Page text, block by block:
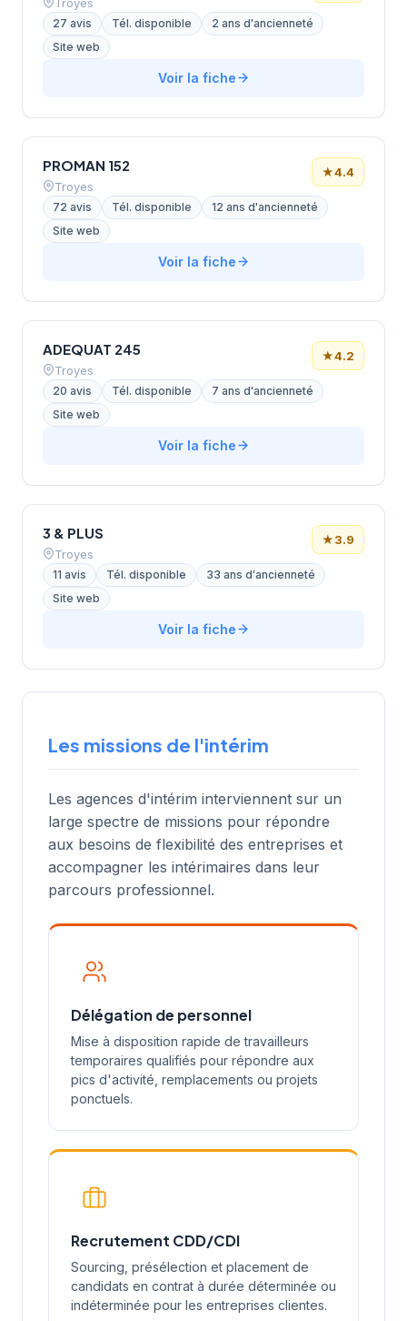
27 avis Tél. disponible
2 ans d'ancienneté
Site web
Voir la fiche
PROMAN 152
Troyes
★4.4
72 avis Tél. disponible
12 ans d'ancienneté
Site web
Voir la fiche
ADEQUAT 245
Troyes
★4.2
20 avis Tél. disponible
7 ans d'ancienneté
Site web
Voir la fiche
3 & PLUS
Troyes
★3.9
11 avis Tél. disponible
33 ans d'ancienneté
Site web
Voir la fiche
Les missions de l'intérim
Les agences d'intérim interviennent sur un
large spectre de missions pour répondre
aux besoins de flexibilité des entreprises et
accompagner les intérimaires dans leur
parcours professionnel.
Délégation de personnel
Mise à disposition rapide de travailleurs
temporaires qualifiés pour répondre aux
pics d'activité, remplacements ou projets
ponctuels.
Recrutement CDD/CDI
Sourcing, présélection et placement de
candidats en contrat à durée déterminée ou
indéterminée pour les entreprises clientes.